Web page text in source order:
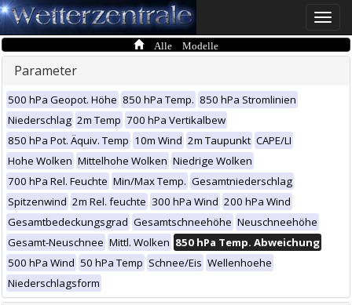
Toggle
Alle Modelle
Parameter
500 hPa Geopot. Höhe 850 hPa Temp. 850 hPa Stromlinien
Niederschlag 2m Temp 700 hPa Vertikalbew
850 hPa Pot. Äquiv. Temp 10m Wind 2m Taupunkt CAPE/LI
Hohe Wolken Mittelhohe Wolken Niedrige Wolken
700 hPa Rel. Feuchte Min/Max Temp. Gesamtniederschlag
Spitzenwind 2m Rel. feuchte 300 hPa Wind 200 hPa Wind
Gesamtbedeckungsgrad Gesamtschneehöhe Neuschneehöhe
Gesamt-Neuschnee Mittl. Wolken 850 hPa Temp. Abweichung
500 hPa Wind 50 hPa Temp Schnee/Eis Wellenhoehe
Niederschlagsform